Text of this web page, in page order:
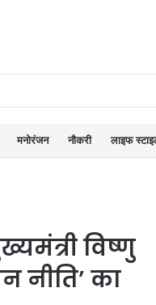
मनोरंजन नौकरी लाइफ
विष्णु
नीति’ का